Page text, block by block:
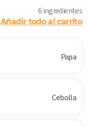
6 ingredientes
Añadir todo al carrito
Papa
Cebolla